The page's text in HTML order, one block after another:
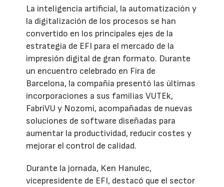
La inteligencia artificial, la automatización y
la digitalización de los procesos se han
convertido en los principales ejes de la
estrategia de EFI para el mercado de la
impresión digital de gran formato. Durante
un encuentro celebrado en Fira de
Barcelona, la compañía presentó las últimas
incorporaciones a sus familias VUTEk,
FabriVU y Nozomi, acompañadas de nuevas
soluciones de software diseñadas para
aumentar la productividad, reducir costes y
mejorar el control de calidad.
Durante la jornada, Ken Hanulec,
vicepresidente de EFI, destacó que el sector